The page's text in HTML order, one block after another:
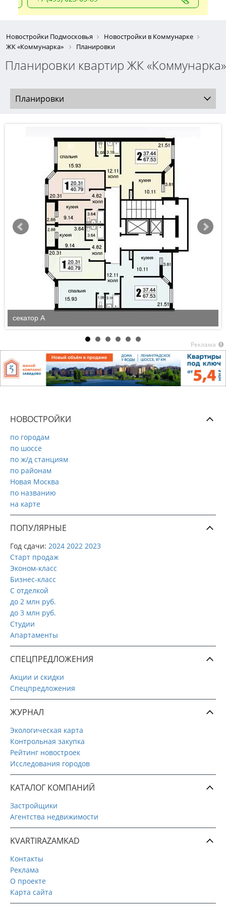
Новостройки Подмосковья
Новостройки в Коммунарке
ЖК «Коммунарка»
Планировки
Планировки квартир ЖК «Коммунарка»
Планировки
секатор А
Реклама
НОВОСТРОЙКИ
по городам
по шоссе
по ж/д станциям
по районам
Новая Москва
по названию
на карте
ПОПУЛЯРНЫЕ
Год сдачи: 2024 2022 2023
Старт продаж
Эконом-класс
Бизнес-класс
С отделкой
до 2 млн руб.
до 3 млн руб.
Студии
Апартаменты
СПЕЦПРЕДЛОЖЕНИЯ
Акции и скидки
Спецпредложения
ЖУРНАЛ
Экологическая карта
Контрольная закупка
Рейтинг новостроек
Исследования городов
КАТАЛОГ КОМПАНИЙ
Застройщики
Агентства недвижимости
KVARTIRAZAMKAD
Контакты
Реклама
О проекте
Карта сайта